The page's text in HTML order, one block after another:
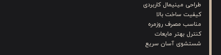
طراحی مینیمال کاربردی
کیفیت ساخت بالا
مناسب مصرف روزمره
کنترل بهتر مایعات
شستشوی آسان سریع